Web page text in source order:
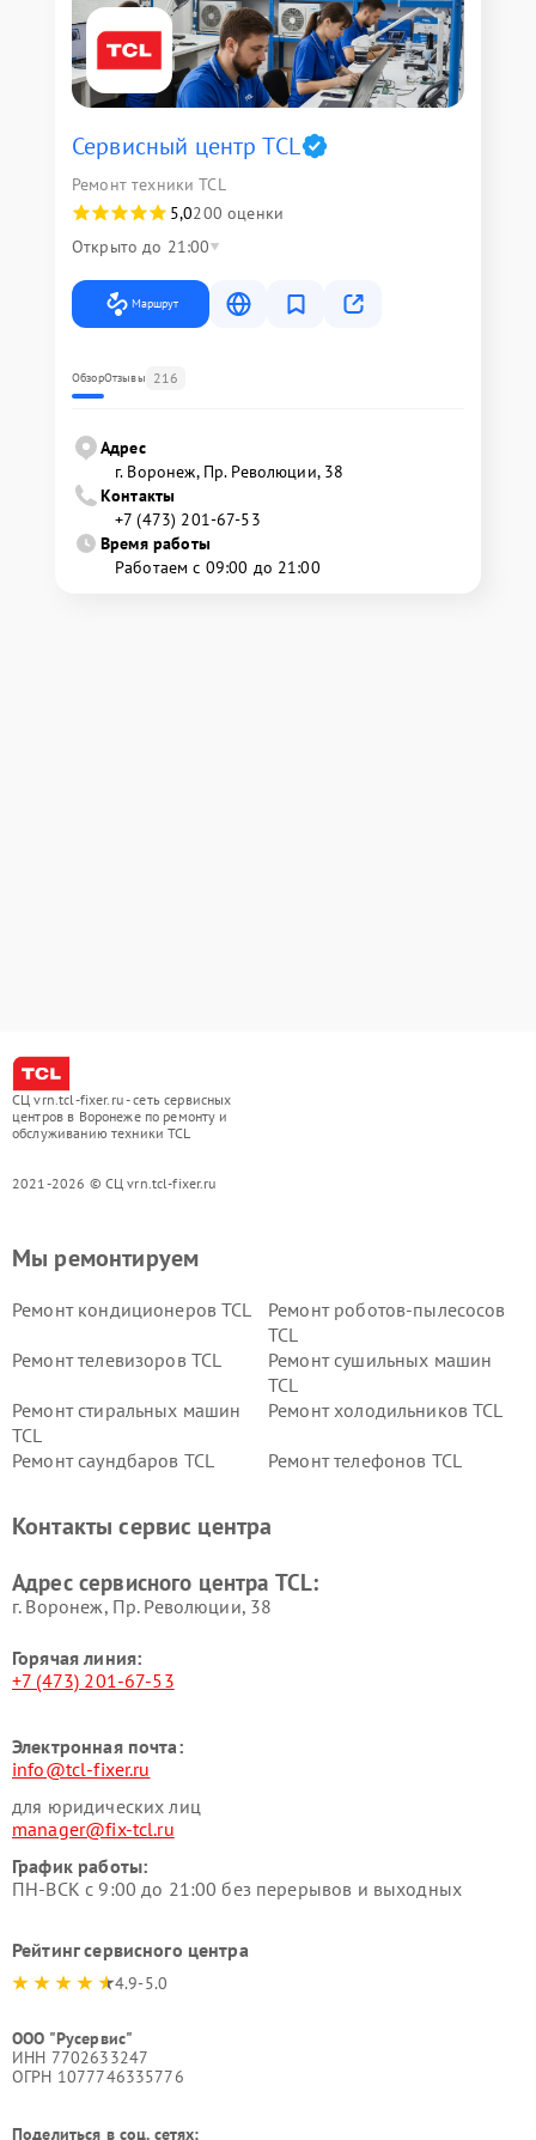
Сервисный центр TCL
Ремонт техники TCL
5,0200 оценки
Открыто до 21:00
Маршрут
ОбзорОтзывы 216
Адрес
г. Воронеж, Пр. Революции, 38
Контакты
+7 (473) 201-67-53
Время работы
Работаем с 09:00 до 21:00
СЦ vrn.tcl-fixer.ru - сеть сервисных
центров в Воронеже по ремонту и
обслуживанию техники TCL
2021-2026 © СЦ vrn.tcl-fixer.ru
Мы ремонтируем
Ремонт кондиционеров TCL
Ремонт роботов-пылесосов
TCL
Ремонт телевизоров TCL
Ремонт сушильных машин
TCL
Ремонт стиральных машин
TCL
Ремонт холодильников TCL
Ремонт саундбаров TCL Ремонт телефонов TCL
Контакты сервис центра
Адрес сервисного центра TCL:
г. Воронеж, Пр. Революции, 38
Горячая линия:
+7 (473) 201-67-53
Электронная почта:
info@tcl-fixer.ru
для юридических лиц
manager@fix-tcl.ru
График работы:
ПН-ВСК с 9:00 до 21:00 без перерывов и выходных
Рейтинг сервисного центра
4.9-5.0
ООО "Русервис"
ИНН 7702633247
ОГРН 1077746335776
Поделиться в соц. сетях: